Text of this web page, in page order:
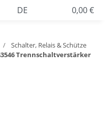
DE 0,00 €
Schalter, Relais & Schütze
Trennschaltverstärker